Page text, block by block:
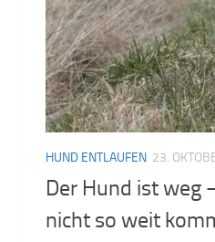
HUND ENTLAUFEN 23.
Der Hund ist weg
nicht so weit